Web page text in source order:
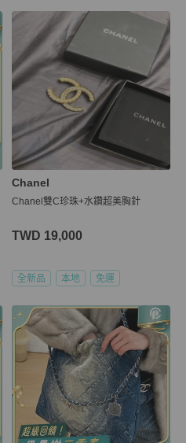
Chanel
Chanel雙C珍珠+水鑽超美胸針
TWD 19,000
全新品 本地 免運